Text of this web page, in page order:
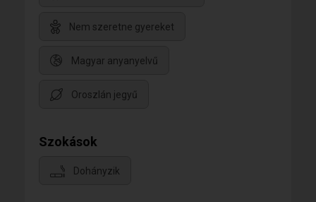
Nem szeretne gyereket
Magyar anyanyelvű
Oroszlán jegyű
Szokások
Dohányzik